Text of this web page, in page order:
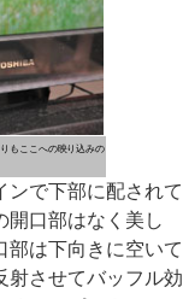
もここへの映り込みの
で下部に配されて
開口部はなく美し
部は下向きに空いて
射させてバッフル効